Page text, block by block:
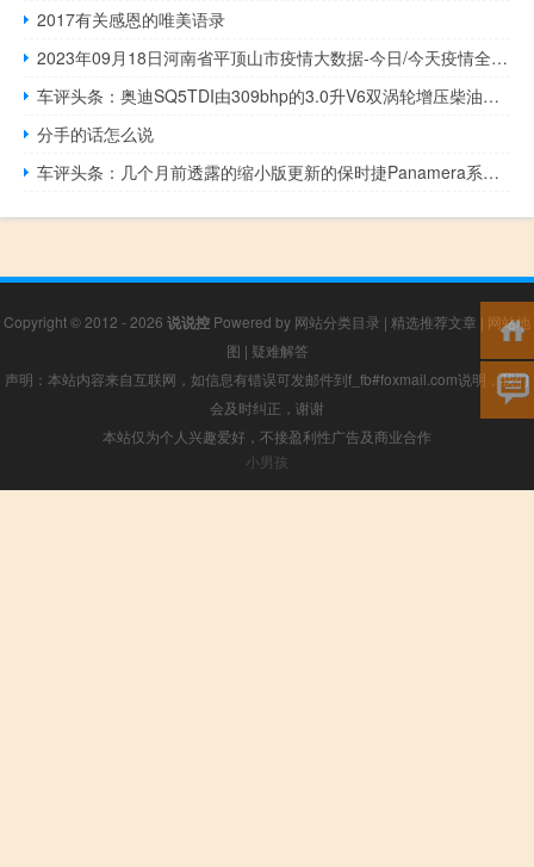
2017有关感恩的唯美语录
2023年09月18日河南省平顶山市疫情大数据-今日/今天疫情全网搜索最新实时消息动态情况通知播报
车评头条：奥迪SQ5TDI由309bhp的3.0升V6双涡轮增压柴油发动机提供
分手的话怎么说
车评头条：几个月前透露的缩小版更新的保时捷Panamera系列已经填写完毕
Copyright © 2012 - 2026 说说控 Powered by 网站分类目录 | 精选推荐文章 | 网站地
图 | 疑难解答
声明：本站内容来自互联网，如信息有错误可发邮件到f_fb#foxmail.com说明，我们
会及时纠正，谢谢
本站仅为个人兴趣爱好，不接盈利性广告及商业合作
小男孩